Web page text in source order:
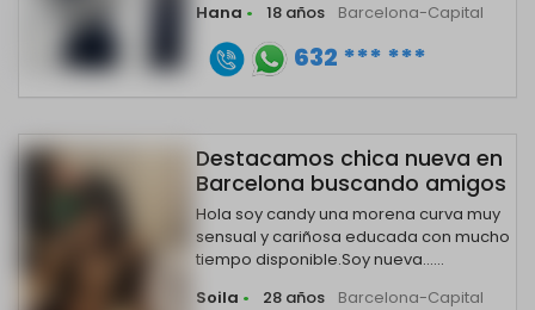
Hana • 18 años Barcelona-Capital
632 *** ***
Destacamos chica nueva en
Barcelona buscando amigos
Hola soy candy una morena curva muy
sensual y cariñosa educada con mucho
tiempo disponible.Soy nueva......
Soila • 28 años Barcelona-Capital